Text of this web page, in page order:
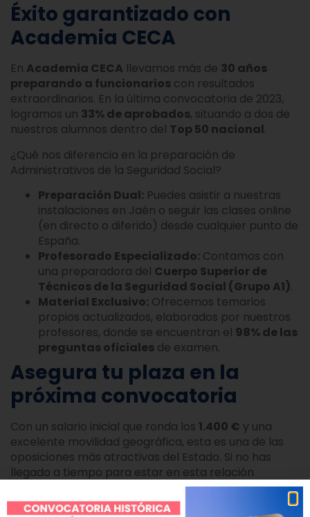
Éxito garantizado con
Academia CECA
En Academia CECA llevamos más de 30 años
preparando a funcionarios con resultados
extraordinarios. En la última convocatoria de 2023,
logramos un 33% de aprobados, situando a dos de
nuestros alumnos dentro del Top 50 nacional.
¿Qué nos diferencia en la preparación de
Administrativos de la Seguridad Social?
Preparación Dual: Puedes asistir a nuestras
instalaciones en Jaén o seguir las clases online
(en directo o diferido) desde cualquier punto de
España.
Profesorado Especializado: Contamos con
una preparadora del Cuerpo Superior de
Técnicos de la Seguridad Social (Grupo A1).
Material Exclusivo: Ofrecemos temarios
propios actualizados, elaborados por nuestros
profesores, donde se encuentran el 98% de las
preguntas oficiales de examen.
Asegura tu plaza en la
próxima convocatoria
Con un salario inicial que ronda los 1.400 € y una
excelente movilidad geográfica, esta es una de las
oposiciones más atractivas del Estado. Si no has
llegado a tiempo para estar en esta relación
definitiva admitidos Administrativo Seguridad Social o
quieres empezar a prepararte para la próxima OEP,